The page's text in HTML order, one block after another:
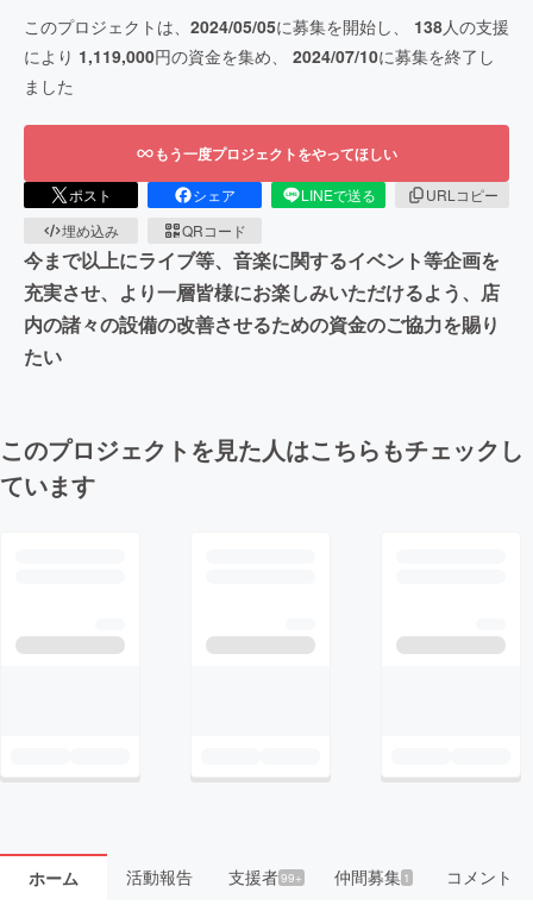
このプロジェクトは、 2024/05/05に募集を開始し、 138人の支援
により 1,119,000円の資金を集め、 2024/07/10に募集を終了し
ました
もう一度プロジェクトをやってほしい
ポスト シェア LINEで送る
URLコピー
埋め込み
QRコード
今まで以上にライブ等、音楽に関するイベント等企画を
充実させ、より一層皆様にお楽しみいただけるよう、店
内の諸々の設備の改善させるための資金のご協力を賜り
たい
このプロジェクトを見た人はこちらもチェックし
ています
ホーム 活動報告 支援者99+ 仲間募集 1 コメント